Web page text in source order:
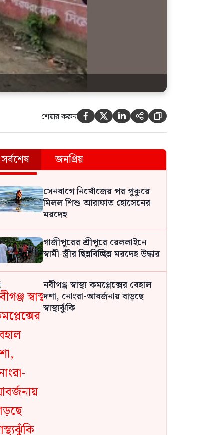
শেয়ার করুন     
সর্বশেষ জনপ্রিয়
সেনবাগে নিখোঁজের পর পুকুরে
মিলল শিশু আরাফাত হোসেনের
মরদেহ
গাজীপুরের শ্রীপুরে রেললাইনে
স্বামী-স্ত্রীর ছিন্নবিচ্ছিন্ন মরদেহ উদ্ধার
নবীগঞ্জ স্বাস্থ্য কমপ্লেক্সের বেহাল
দশা, নোংরা-আবর্জনায় বাড়ছে
স্বাস্থ্যঝুঁকি